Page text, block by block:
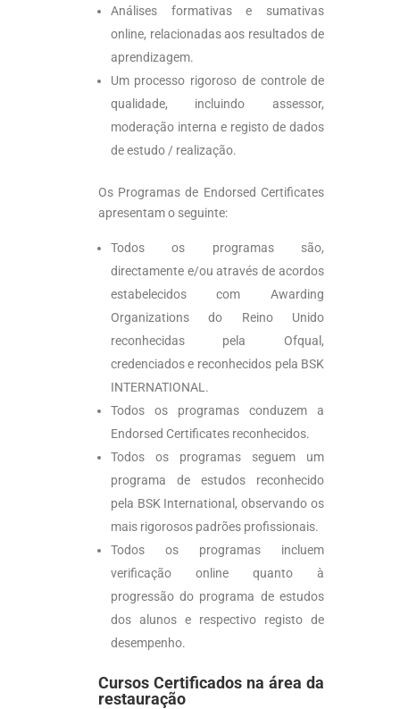
Análises formativas e sumativas
online, relacionadas aos resultados de
aprendizagem.
Um processo rigoroso de controle de
qualidade, incluindo assessor,
moderação interna e registo de dados
de estudo / realização.
Os Programas de Endorsed Certificates
apresentam o seguinte:
Todos os programas são,
directamente e/ou através de acordos
estabelecidos com Awarding
Organizations do Reino Unido
reconhecidas pela Ofqual,
credenciados e reconhecidos pela BSK
INTERNATIONAL.
Todos os programas conduzem a
Endorsed Certificates reconhecidos.
Todos os programas seguem um
programa de estudos reconhecido
pela BSK International, observando os
mais rigorosos padrões profissionais.
Todos os programas incluem
verificação online quanto à
progressão do programa de estudos
dos alunos e respectivo registo de
desempenho.
Cursos Certificados na área da
restauração